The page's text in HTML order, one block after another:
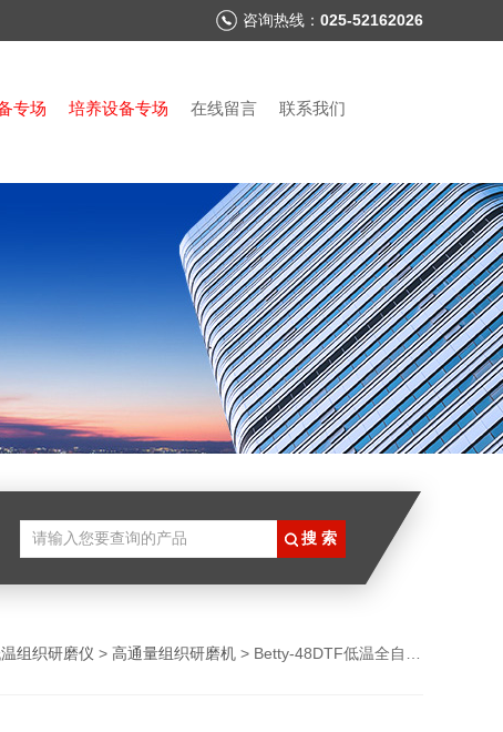
咨询热线： 025-52162026
专场 培养设备专场 在线留言 联系我们
组织研磨仪 > 高通量组织研磨机 > Betty-48DTF低温全自动组织研磨仪